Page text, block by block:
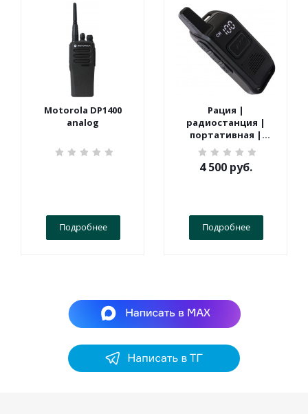
Motorola DP1400
analog
Подробнее
Рация |
радиостанция |
портативная |
Терек | СПОРТ
4 500 руб.
Подробнее